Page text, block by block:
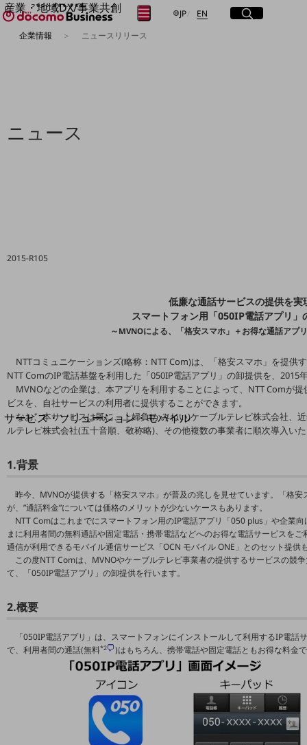
産業・地域DX/事業共創
OPEN HUB for Plural Futures
Smart World
生成AI(Generative AI)
地域経済のさらなる活性化に取り組みます
LGPF(Local Government Platform)
別ウィンドウで開きます
サービス・ソリューション・モバイル
サービス・ソリューションTOP
DXに関する課題を解決する
サービス・ソリューションをご紹介
カテゴリーで探すTOP
ネットワーク・モバイル
クラウド・データセンター
電話・映像コミュニケーション
セキュリティ
IoT
JP日本語
EN Englishサイト内検索
開く
メニュー
開く
フリーワードでNTTドコモビジネスの
企業情報 ニュースリリース
ニュース
2015-R105
低廉な通話サービスの提供を実
スマートフォン用「050IP電話アプリ」
～MVNOによる、「格安スマホ」＋お得な通話アプ
NTTコミュニケーションズ(略称：NTT Com)は、「格安スマホ」を提供
NTT ComのIP電話基盤を利用した「050IP電話アプリ」の卸提供を、2015
MVNOなどの企業は、本アプリを利用することによって、NTT Comが
ビスを、自社サービスの利用者に提供することができます。
なお、本サービスは既に、上婦負(かみねい)ケーブルテレビ株式会社、
ルテレビ株式会社(五十音順、敬称略)、その他複数の事業者に順次導入い
1.背景
昨今、MVNOが提供する「格安スマホ」が普及の兆しを見せています。「格
が、”通話料金”については価格のメリットが少ないケースもあります。
NTT Comはこれまでにスマートフォン用のIP電話アプリ「050 plus」や企業
まに利用者間の無料通話や固定電話・携帯電話などへのお得な電話サービスを
通信が利用できるモバイル通信サービス「OCN モバイル ONE」とのセット提供
この度NTT Comは、MVNOやケーブルテレビ事業者の提供するサービスの競
て、「050IP電話アプリ」の卸提供を行います。
2.概要
「050IP電話アプリ」は、スマートフォンにインストールして利用するIP電
で、利用者間の通話(無料*2 )はもちろん、携帯電話や固定電話ともお得な料金